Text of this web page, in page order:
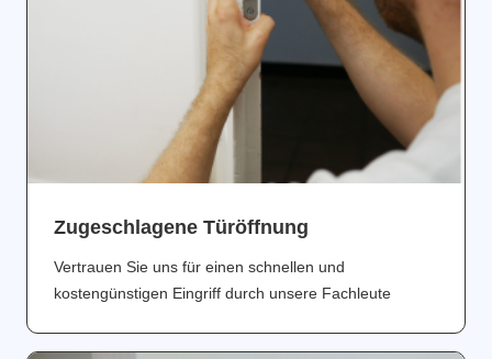
Zugeschlagene Türöffnung
Vertrauen Sie uns für einen schnellen und
kostengünstigen Eingriff durch unsere Fachleute